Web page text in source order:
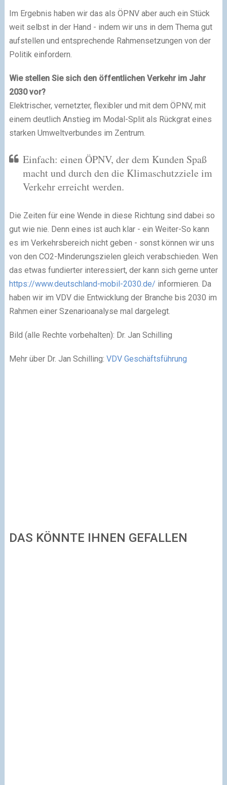
Im Ergebnis haben wir das als ÖPNV aber auch ein Stück
weit selbst in der Hand - indem wir uns in dem Thema gut
aufstellen und entsprechende Rahmensetzungen von der
Politik einfordern.
Wie stellen Sie sich den öffentlichen Verkehr im Jahr
2030 vor?
Elektrischer, vernetzter, flexibler und mit dem ÖPNV, mit
einem deutlich Anstieg im Modal-Split als Rückgrat eines
starken Umweltverbundes im Zentrum.
Einfach: einen ÖPNV, der dem Kunden Spaß
macht und durch den die Klimaschutzziele im
Verkehr erreicht werden.
Die Zeiten für eine Wende in diese Richtung sind dabei so
gut wie nie. Denn eines ist auch klar - ein Weiter-So kann
es im Verkehrsbereich nicht geben - sonst können wir uns
von den CO2-Minderungszielen gleich verabschieden. Wen
das etwas fundierter interessiert, der kann sich gerne unter
https://www.deutschland-mobil-2030.de/ informieren. Da
haben wir im VDV die Entwicklung der Branche bis 2030 im
Rahmen einer Szenarioanalyse mal dargelegt.
Bild (alle Rechte vorbehalten): Dr. Jan Schilling
Mehr über Dr. Jan Schilling: VDV Geschäftsführung
DAS KÖNNTE IHNEN GEFALLEN